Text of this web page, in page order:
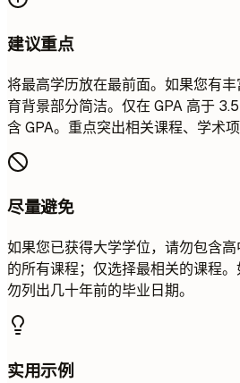
建议重点
将最高学历放在最前面。如果您有
育背景部分简洁。仅在 GPA 高于
含 GPA。重点突出相关课程、学术
尽量避免
如果您已获得大学学位，请勿包含
的所有课程；仅选择最相关的课程
勿列出几十年前的毕业日期。
实用示例